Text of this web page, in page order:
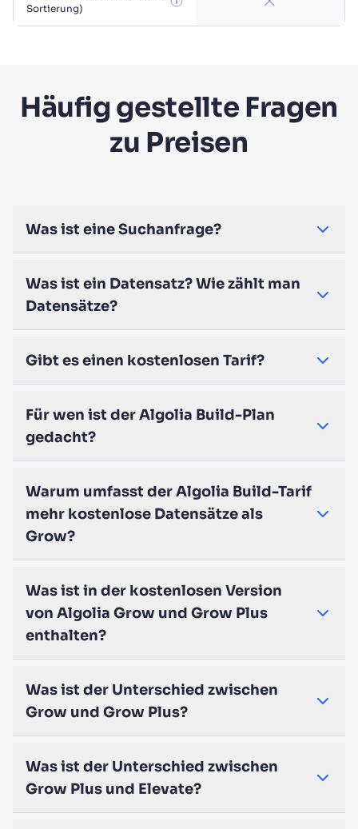
Sortierung)
Häufig gestellte Fragen
zu Preisen
Was ist eine Suchanfrage?
Was ist ein Datensatz? Wie zählt man
Datensätze?
Gibt es einen kostenlosen Tarif?
Für wen ist der Algolia Build-Plan
gedacht?
Warum umfasst der Algolia Build-Tarif
mehr kostenlose Datensätze als
Grow?
Was ist in der kostenlosen Version
von Algolia Grow und Grow Plus
enthalten?
Was ist der Unterschied zwischen
Grow und Grow Plus?
Was ist der Unterschied zwischen
Grow Plus und Elevate?